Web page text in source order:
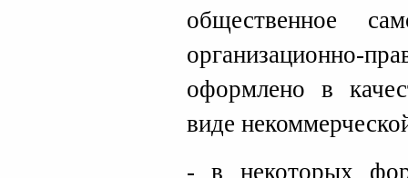
общественное
организационно-
оформлено в
виде
- в некоторых